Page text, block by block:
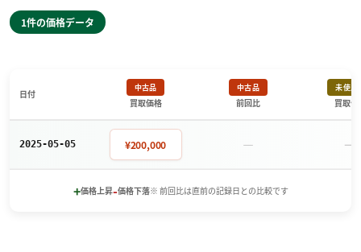
1件の価格データ
日付
中古品
買取価格
中古品
前回比
未使用
買取価
2025-05-05 ¥200,000 － －
+価格上昇-価格下落※ 前回比は直前の記録日との比較です